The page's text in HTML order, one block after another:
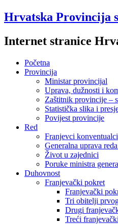
Hrvatska Provincija
Internet stranice
Početna
Provincija
Ministar provincijal
Uprava, dužnosti i
Zaštitnik provincije –
Statistička slika i
Povijest provincije
Red
Franjevci konventualci
Generalna uprava
Život u zajednici
Poruke ministra
Duhovnost
Franjevački pokret
Franjevački
Tri obitelji
Drugi
Treći